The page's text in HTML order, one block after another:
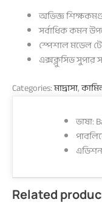
অভিজ্ঞ
সর্বাধিক কমন
স্পেশাল মডেল
এক্সক্লুসিভ সুপার
Categories:মাদ্রাসা,
ভাষা:
এডিশন
Related